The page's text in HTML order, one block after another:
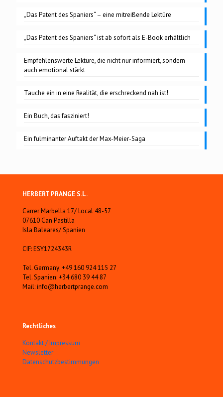
„Das Patent des Spaniers“ – eine mitreißende Lektüre
„Das Patent des Spaniers“ ist ab sofort als E-Book erhältlich
Empfehlenswerte Lektüre, die nicht nur informiert, sondern
auch emotional stärkt
Tauche ein in eine Realität, die erschreckend nah ist!
Ein Buch, das fasziniert!
Ein fulminanter Auftakt der Max-Meier-Saga
HERBERT PRANGE S.L.
Carrer Marbella 17/ Local 48-57
07610 Can Pastilla
Isla Baleares/ Spanien
CIF: ESY1724343R
Tel. Germany: +49 160 924 115 27
Tel. Spanien: +34 680 39 44 87
Mail: info@herbertprange.com
Rechtliches
Kontakt / Impressum
Newsletter
Datenschutzbestimmungen